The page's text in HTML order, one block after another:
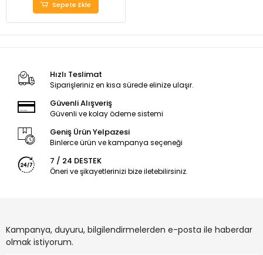
Sepete Ekle
Hızlı Teslimat
Siparişleriniz en kısa sürede elinize ulaşır.
Güvenli Alışveriş
Güvenli ve kolay ödeme sistemi
Geniş Ürün Yelpazesi
Binlerce ürün ve kampanya seçeneği
7 / 24 DESTEK
Öneri ve şikayetlerinizi bize iletebilirsiniz.
Kampanya, duyuru, bilgilendirmelerden e-posta ile haberdar
olmak istiyorum.